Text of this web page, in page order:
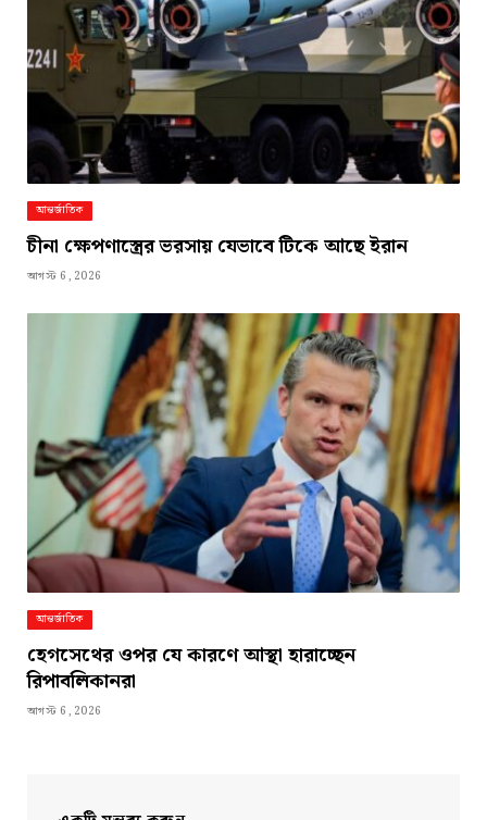
আন্তর্জাতিক
চীনা ক্ষেপণাস্ত্রের ভরসায় যেভাবে টিকে আছে ইরান
আগস্ট 6, 2026
আন্তর্জাতিক
হেগসেথের ওপর যে কারণে আস্থা হারাচ্ছেন
রিপাবলিকানরা
আগস্ট 6, 2026